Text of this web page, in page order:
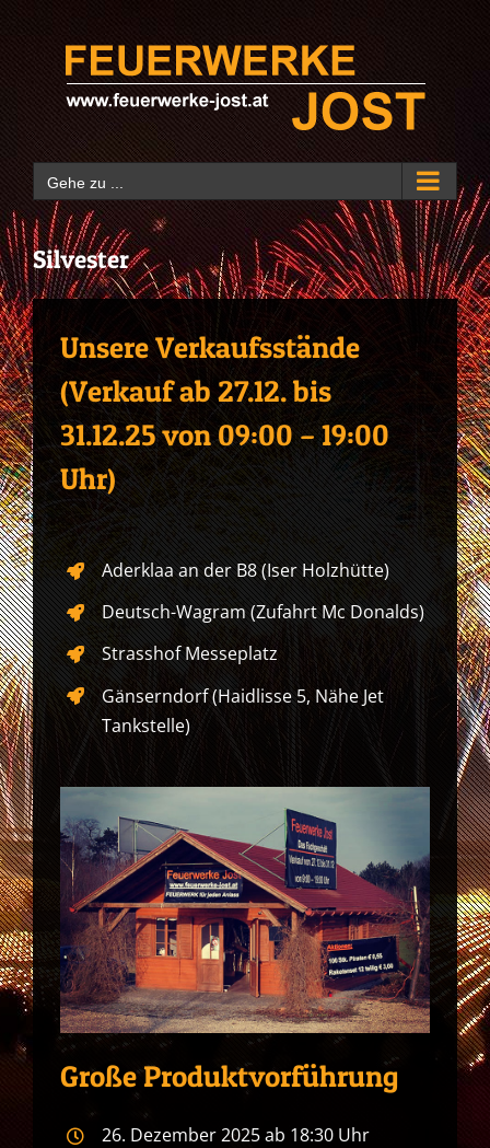
Inhalt
springen
Gehe zu ...
Silvester
Unsere Verkaufsstände
(Verkauf ab 27.12. bis
31.12.25 von 09:00 – 19:00
Uhr)
Aderklaa an der B8 (Iser Holzhütte)
Deutsch-Wagram (Zufahrt Mc Donalds)
Strasshof Messeplatz
Gänserndorf (Haidlisse 5, Nähe Jet
Tankstelle)
Große Produktvorführung
26. Dezember 2025 ab 18:30 Uhr